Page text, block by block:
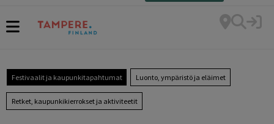
Festivaalit ja kaupunkitapahtumat Luonto, ympäristö ja eläimet
Retket, kaupunkikierrokset ja aktiviteetit